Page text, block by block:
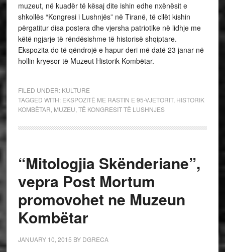
muzeut, në kuadër të kësaj dite ishin edhe nxënësit e
shkollës “Kongresi i Lushnjës” në Tiranë, të cilët kishin
përgatitur disa postera dhe vjersha patriotike në lidhje me
këtë ngjarje të rëndësishme të historisë shqiptare.
Ekspozita do të qëndrojë e hapur deri më datë 23 janar në
hollin kryesor të Muzeut Historik Kombëtar.
FILED UNDER: KULTURE
TAGGED WITH: EKSPOZITË ME RASTIN E 95-VJETORIT, HISTORIK
KOMBËTAR MUZEU TË KONGRESIT TË LUSHNJES
“Mitologjia Skënderiane”,
vepra Post Mortum
promovohet ne Muzeun
Kombëtar
JANUARY 10, 2015 BY DGRECA